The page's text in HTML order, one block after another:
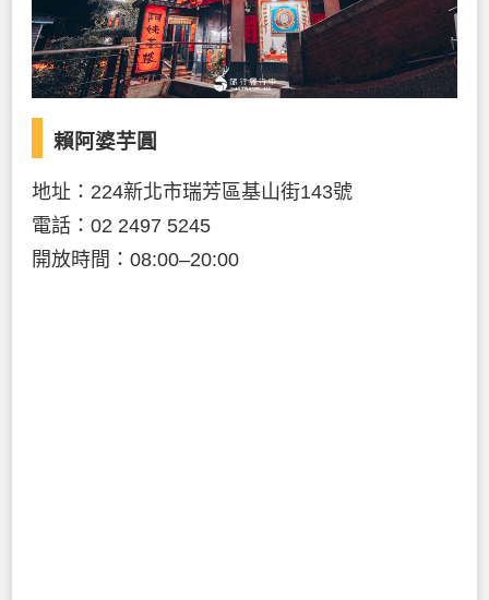
賴阿婆芋圓
地址：224新北市瑞芳區基山街143號
電話：02 2497 5245
開放時間：08:00–20:00